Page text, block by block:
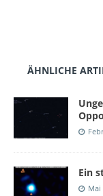
ÄHNLICHE
Ein
Mai